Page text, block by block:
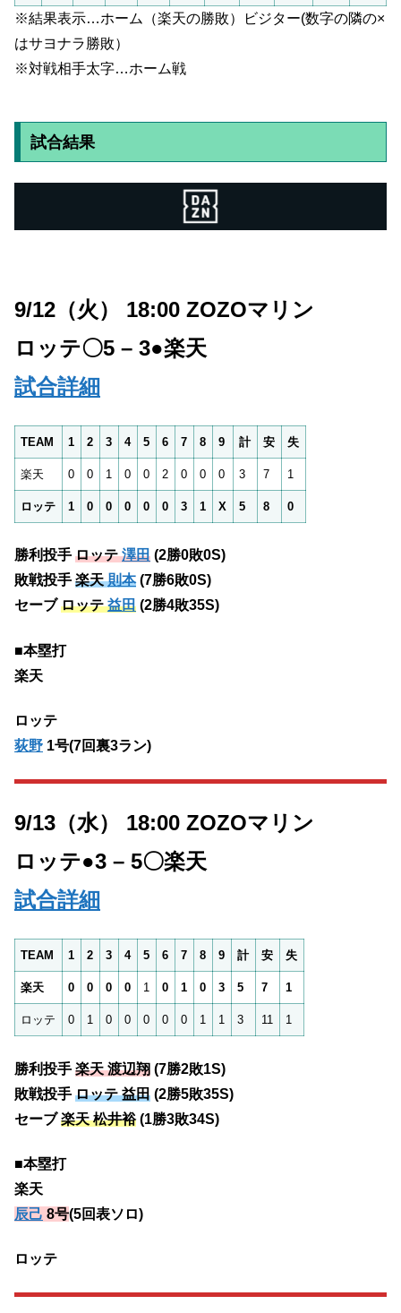
※結果表示…ホーム（楽天の勝敗）ビジター(数字の隣の×
はサヨナラ勝敗）
※対戦相手太字…ホーム戦
試合結果
9/12（火） 18:00 ZOZOマリン
ロッテ〇5 – 3●楽天
試合詳細
TEAM 1 2 3 4 5 6 7 8 9 計 安 失
楽天 0 0 1 0 0 2 0 0 0 3 7 1
ロッテ 1 0 0 0 0 0 3 1 X 5 8 0
勝利投手 ロッテ澤田 (2勝0敗0S)
敗戦投手 楽天則本(7勝6敗0S)
セーブロッテ益田 (2勝4敗35S)
■本塁打
楽天
ロッテ
荻野 1号(7回裏3ラン)
9/13（水） 18:00 ZOZOマリン
ロッテ●3 – 5〇楽天
試合詳細
TEAM 1 2 3 4 5 6 7 8 9 計 安 失
楽天 0 0 0 0 1 0 1 0 3 5 7 1
ロッテ 0 1 0 0 0 0 0 1 1 3 11 1
勝利投手 楽天 渡辺翔 (7勝2敗1S)
敗戦投手 ロッテ 益田 (2勝5敗35S)
セーブ楽天 松井裕(1勝3敗34S)
■本塁打
楽天
辰己 8号(5回表ソロ)
ロッテ